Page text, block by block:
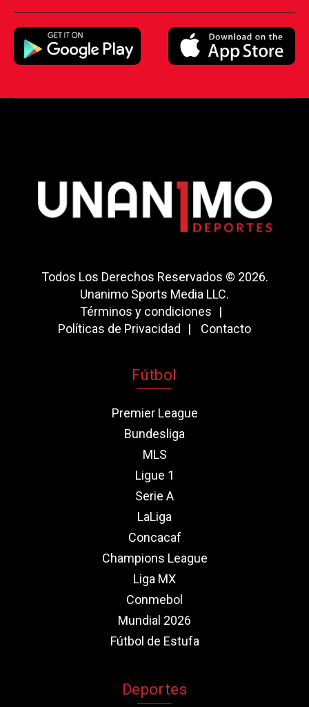
Todos Los Derechos Reservados © 2026.
Unanimo Sports Media LLC.
Términos y condiciones
Políticas de Privacidad
Contacto
Fútbol
Premier League
Bundesliga
MLS
Ligue 1
Serie A
LaLiga
Concacaf
Champions League
Liga MX
Conmebol
Mundial 2026
Fútbol de Estufa
Deportes